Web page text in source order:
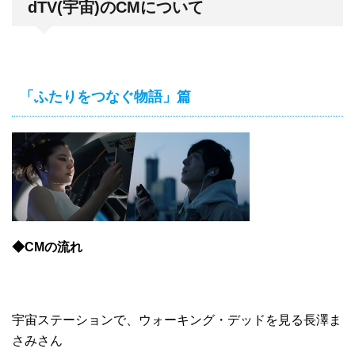
dTV(宇宙)のCMについて
「ふたりをつなぐ物語」篇
◆CMの流れ
宇宙ステーションで、ウォーキング・デッドを見る長澤ま
さみさん